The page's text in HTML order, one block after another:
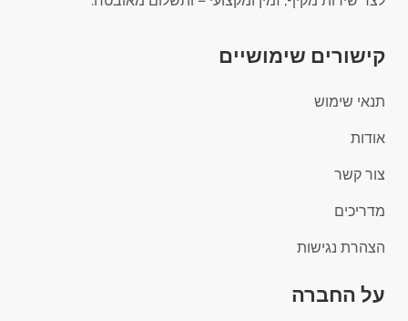
קישורים שימושיים
תנאי שימוש
אודות
צור קשר
מדריכים
הצהרת נגישות
על החברה